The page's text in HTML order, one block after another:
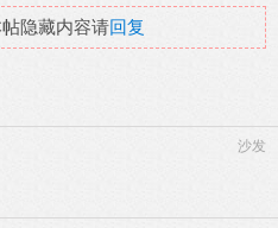
隐藏内容请回复
沙发